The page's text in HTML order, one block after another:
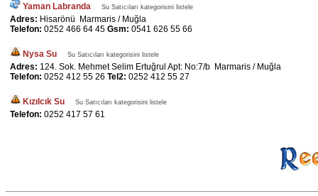
Yaman Labranda Su Satıcıları kategorisini listele
Adres: Hisarönü Marmaris / Muğla
Telefon: 0252 466 64 45 Gsm: 0541 626 55 66
Nysa Su Su Satıcıları kategorisini listele
Adres: 124. Sok. Mehmet Selim Ertuğrul Apt: No:7/b Marmaris / Muğla
Telefon: 0252 412 55 26 Tel2: 0252 412 55 27
Kızılcık Su Su Satıcıları kategorisini listele
Telefon: 0252 417 57 61